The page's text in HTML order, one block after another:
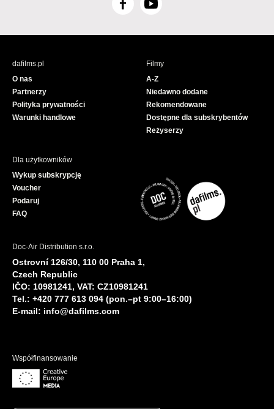
F
c
Y
u
e
dafilms.pl
O nas
Partnerzy
Polityka prywatności
Warunki handlowe
Filmy
A-Z
Niedawno dodane
Rekomendowane
Dostępne dla subskrybentów
Reżyserzy
Dla użytkowników
Wykup subskrypcję
Voucher
Podaruj
FAQ
Doc-Air Distribution s.r.o.
Ostrovní 126/30, 110 00 Praha 1,
Czech Republic
IČO: 10981241, VAT: CZ10981241
Tel.: +420 777 613 094 (pon.–pt 9:00–16:00)
E-mail: info@dafilms.com
Współfinansowanie